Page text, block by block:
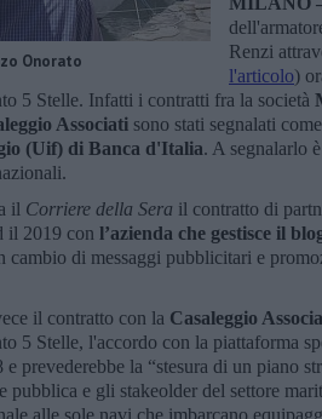
Onorato
Renzi
l'articolo)
5 Stelle. Infatti i contratti fra la società
Associati sono stati segnalati
(Uif) di Banca d'Italia. A segnalarlo
il Corriere della Sera il contratto di
il 2019 con l’azienda che gestisce il
cambio di messaggi pubblicitari e
il contratto con la Casaleggio
5 Stelle, l'accordo con la piattaforma
prevederebbe la “stesura di un piano
pubblica e gli stakeolder del settore
alle sole navi che imbarcano